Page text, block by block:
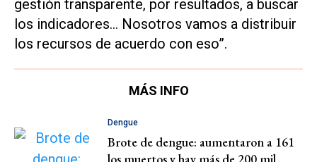
gestión transparente, por resultados, a buscar
los indicadores… Nosotros vamos a distribuir
los recursos de acuerdo con eso”.
MÁS INFO
Dengue
Brote de dengue: aumentaron a 161
los muertos y hay más de 200 mil